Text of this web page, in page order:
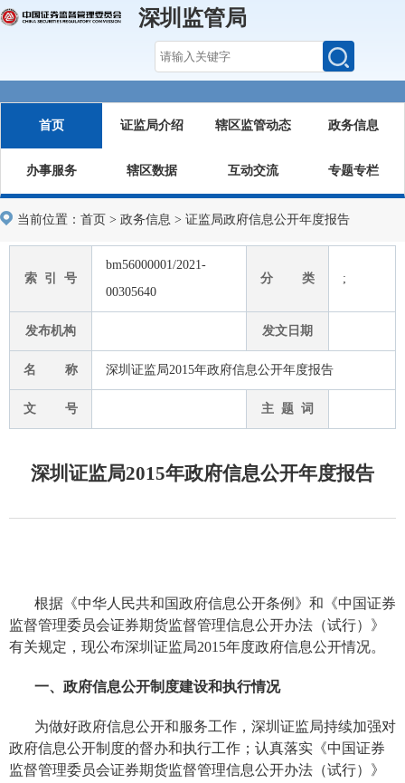
深圳监管局
首页 证监局介绍 辖区监管动态 政务信息
办事服务 辖区数据 互动交流 专题专栏
当前位置： 首页 > 政务信息 > 证监局政府信息公开年度报告
索 引 号
bm56000001/2021-
00305640
分 类 ;
发布机构 发文日期
名 称 深圳证监局2015年政府信息公开年度报告
文 号 主 题 词
深圳证监局2015年政府信息公开年度报告
根据《中华人民共和国政府信息公开条例》和《中国证券
监督管理委员会证券期货监督管理信息公开办法（试行）》
有关规定，现公布深圳证监局2015年度政府信息公开情况。
一、政府信息公开制度建设和执行情况
为做好政府信息公开和服务工作，深圳证监局持续加强对
政府信息公开制度的督办和执行工作；认真落实《中国证券
监督管理委员会证券期货监督管理信息公开办法（试行）》